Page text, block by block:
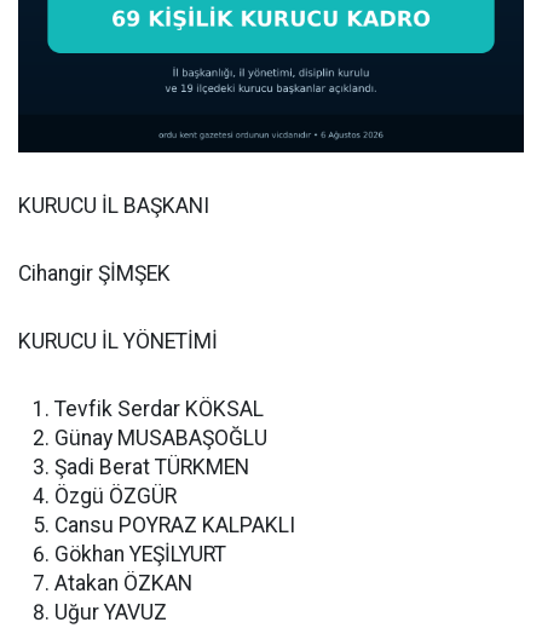
KURUCU İL BAŞKANI
Cihangir ŞİMŞEK
KURUCU İL YÖNETİMİ
Tevfik Serdar KÖKSAL
Günay MUSABAŞOĞLU
Şadi Berat TÜRKMEN
Özgü ÖZGÜR
Cansu POYRAZ KALPAKLI
Gökhan YEŞİLYURT
Atakan ÖZKAN
Uğur YAVUZ